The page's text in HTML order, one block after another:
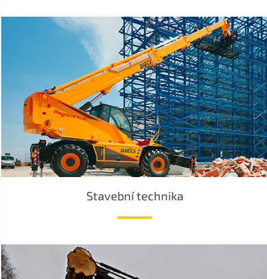
Stavební technika